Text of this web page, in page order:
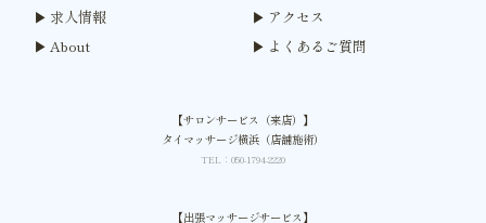
求人情報
アクセス
About
よくあるご質問
【サロンサービス（来店）】
タイマッサージ横浜（店舗施術）
TEL：050-1794-2220
【出張マッサージサービス】
WEB予約